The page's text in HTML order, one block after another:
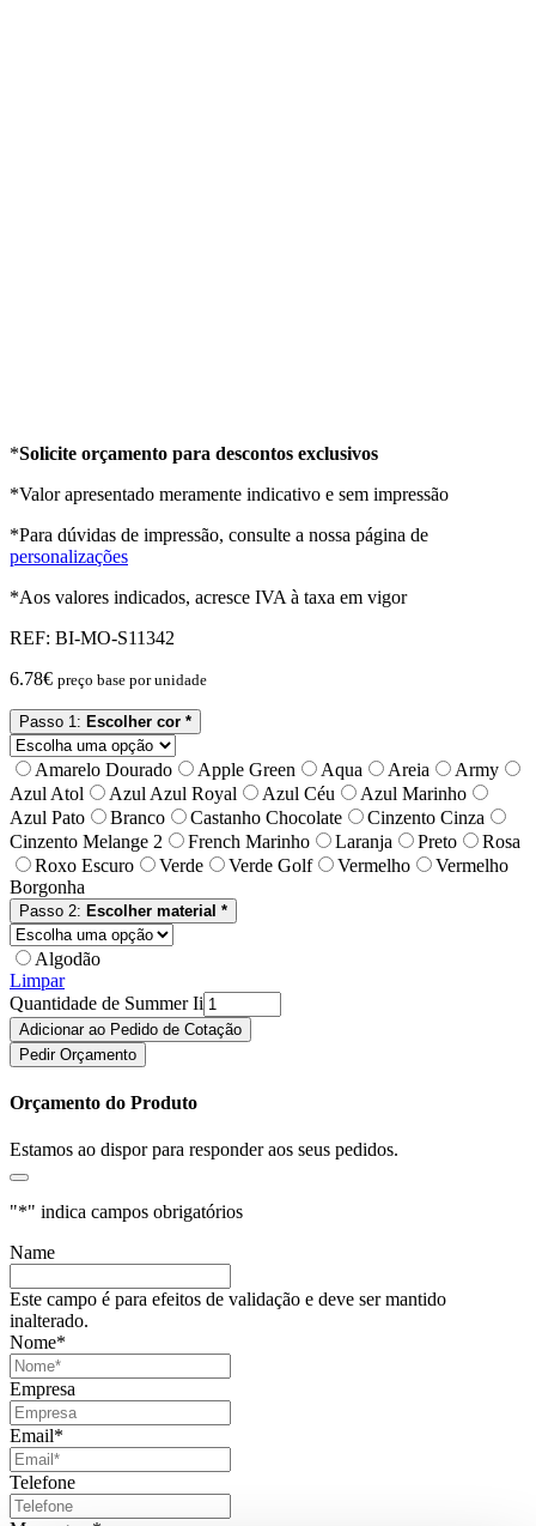
*Solicite orçamento para descontos exclusivos
*Valor apresentado meramente indicativo e sem impressão
*Para dúvidas de impressão, consulte a nossa página de
personalizações
*Aos valores indicados, acresce IVA à taxa em vigor
REF: BI-MO-S11342
6.78€ preço base por unidade
Passo 1: Escolher cor *
Amarelo Dourado Apple Green Aqua Areia
Army
Azul Atol
Azul Azul Royal Azul Céu
Azul Marinho
Azul Pato
Branco Castanho Chocolate
Cinzento Cinza
Cinzento Melange 2
French Marinho Laranja Preto
Rosa
Roxo Escuro
Verde Verde Golf Vermelho
Vermelho
Borgonha
Passo 2: Escolher material *
Algodão
Limpar
Quantidade de Summer Ii
Adicionar ao Pedido de Cotação
Pedir Orçamento
Orçamento do Produto
Estamos ao dispor para responder aos seus pedidos.
"*" indica campos obrigatórios
Name
Este campo é para efeitos de validação e deve ser mantido
inalterado.
Nome*
Empresa
Email*
Telefone